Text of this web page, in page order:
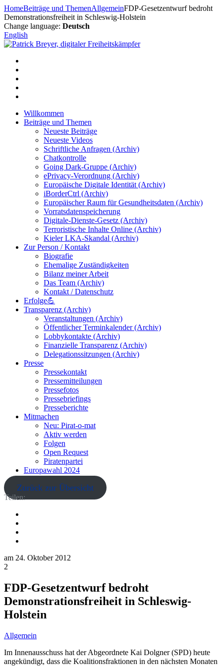
Zum
Inhalt
springen
HomeBeiträge und ThemenAllgemeinFDP-Gesetzentwurf bedroht
Demonstrationsfreiheit in Schleswig-Holstein
Change language: Deutsch
English
Willkommen
Beiträge und Themen
Neueste Beiträge
Neueste Videos
Schriftliche Anfragen (Archiv)
Chatkontrolle
Going Dark-Gruppe (Archiv)
ePrivacy-Verordnung (Archiv)
Europäische Digitale Identität (Archiv)
iBorderCtrl (Archiv)
Europäischer Raum für Gesundheitsdaten (Archiv)
Vorratsdatenspeicherung
Digitale-Dienste-Gesetz (Archiv)
Terroristische Inhalte Online (Archiv)
Kieler LKA-Skandal (Archiv)
Zur Person / Kontakt
Biografie
Ehemalige Zuständigkeiten
Bilanz meiner Arbeit
Das Team (Archiv)
Kontakt / Datenschutz
Erfolge💪
Transparenz (Archiv)
Veranstaltungen (Archiv)
Öffentlicher Terminkalender (Archiv)
Lobbykontakte (Archiv)
Finanzielle Transparenz (Archiv)
Delegationssitzungen (Archiv)
Presse
Pressekontakt
Pressemitteilungen
Pressefotos
Pressebriefings
Presseberichte
Mitmachen
Neu: Pirat-o-mat
Aktiv werden
Folgen
Open Request
Piratenpartei
Europawahl 2024
Zurück zur Übersicht
Teilen:
am 24. Oktober 2012
2
FDP-Gesetzentwurf bedroht
Demonstrationsfreiheit in Schleswig-
Holstein
Allgemein
Im Innenausschuss hat der Abgeordnete Kai Dolgner (SPD) heute
angekündigt, dass die Koalitionsfraktionen in den nächsten Monaten